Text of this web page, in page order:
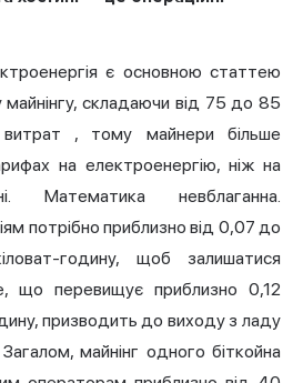
є основною статтею
складаючи від 75 до 85
, тому майнери більше
на електроенергію, ніж на
Математика невблаганна.
потрібно приблизно від 0,07 до
годину, щоб залишатися
що перевищує приблизно 0,12
призводить до виходу з ладу
майнінг одного біткойна